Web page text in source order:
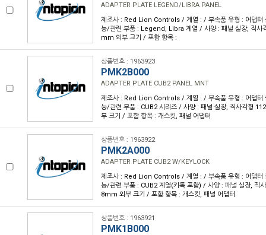
ADAPTER PLATE LEGEND/LIBRA PANEL
제조사 : Red Lion Controls / 계열 : / 부속품 유형 : 어댑터
능/관련 부품 : Legend, Libra 계열 / 사양 : 패널 실장, 직
mm 외부 크기 / 포함 항목 :
상품번호 : 1963923
PMK2B000
ADAPTER PLATE CUB2 PANEL MNT
제조사 : Red Lion Controls / 계열 : / 부속품 유형 : 어댑터
능/관련 부품 : CUB2 시리즈 / 사양 : 패널 실장, 직사각형
부 크기 / 포함 항목 : 개스킷, 패널 어댑터
상품번호 : 1963922
PMK2A000
ADAPTER PLATE CUB2 W/KEYLOCK
제조사 : Red Lion Controls / 계열 : / 부속품 유형 : 어댑터
능/관련 부품 : CUB2 계열(키록 포함) / 사양 : 패널 실장, 직
8mm 외부 크기 / 포함 항목 : 개스킷, 패널 어댑터
상품번호 : 1963921
PMK1B000